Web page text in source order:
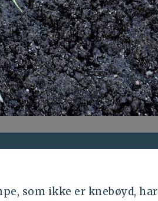
som ikke er knebøyd, har